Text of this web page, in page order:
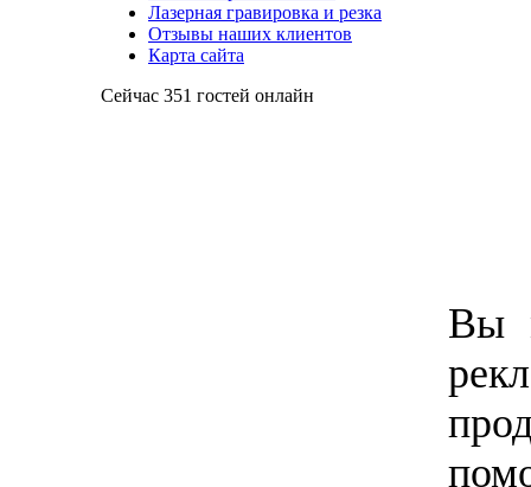
Лазерная гравировка и резка
Отзывы наших клиентов
Карта сайта
Сейчас 351 гостей онлайн
Вы